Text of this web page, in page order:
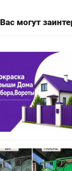
Вас могут